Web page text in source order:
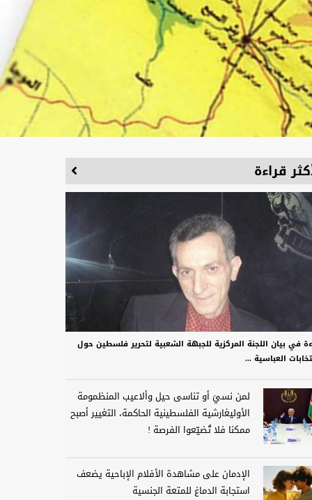
قراءة
في بيان اللجنة المركزية للجبهة الشعبية لتحرير فلسطين حول
العباسية ...
لمن نسيَ أو تناسى حيل وألاعيب المنظمومة
الأوليغارشية الفلسطينية الحاكمة، التغيير أصبح
ممكنا فلا تُضيّعوا الفرصة !
الإدمان على مشاهدة الأفلام الإباحية يضعف
استجابة الدماغ للمتعة الجنسية